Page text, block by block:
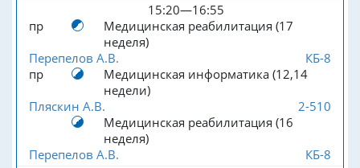
15:20—16:55
пр
Медицинская реабилитация (17
неделя)
Перепелов А.В.
КБ-8
пр
Медицинская информатика (12,14
недели)
Пляскин А.В.
2-510
Медицинская реабилитация (16
неделя)
Перепелов А.В.
КБ-8